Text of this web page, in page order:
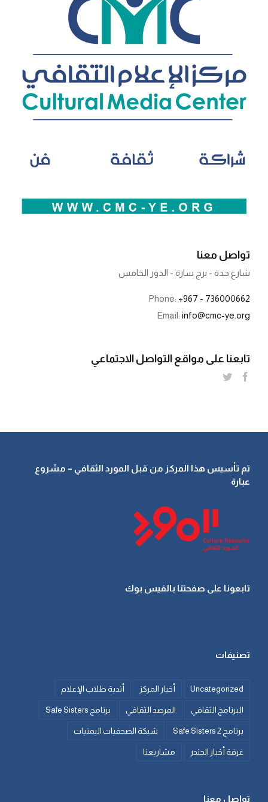
تواصل معنا
شارع حدة - برج سارة - الدور الخامس
Phone: +967 - 736000662
Email: info@cmc-ye.org
تابعنا على مواقع التواصل الاجتماعي
تم تأسيس هذا المركز من قبل المورد الثقافي – مشروع
عبارة
تابعونا على صفحتنا بالفيس بوك
تصنيفات
Uncategorized أخبار المركز أندية طلاب الإعلام
البرنامج الثقافي المرصد الثقافي برنامج Safe Sisters
برنامج Safe Sisters 2 شبكة الصحفيات اليمنيات
غرفة أخبار الجندر مشاريعنا
تواصل معنا